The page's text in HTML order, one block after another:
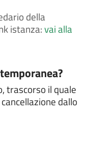
distruzione
di
il coniuge
della
istanza:vai alla
trascorso il quale
dallo